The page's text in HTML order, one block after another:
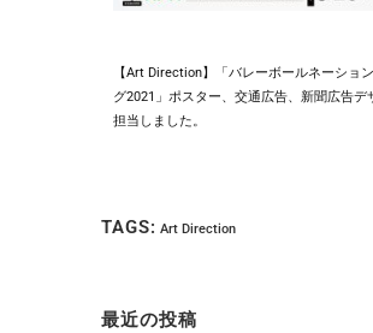
【Art Direction】「バレーボールネーショ
グ2021」ポスター、交通広告、新聞広告デ
担当しました。
TAGS: Art Direction
最近の投稿